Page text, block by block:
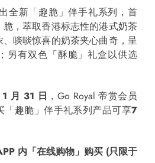
全新「趣脆」伴手礼系列，首
，萃取香港标志性的港式奶茶
、啖啖惊喜的奶茶夹心曲奇，呈
另有双色「酥脆」礼盒以供选
1 月 31 日
，Go Royal 帝赏会员
「趣脆」伴手礼系列产品可享7
内「在线购物」购买 (只限于